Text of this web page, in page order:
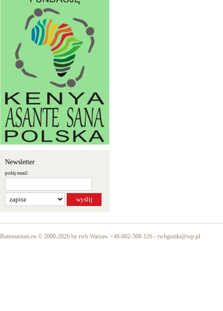
Newsletter
podaj email:
Buttonarium.eu © 2000-2026 by rwb Warsaw +48-602-508-126 - rwbguziki@wp.pl